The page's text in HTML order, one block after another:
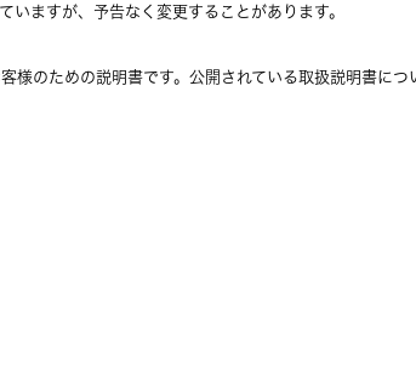
ますが、予告なく変更することがあります。
のための説明書です。公開されている取扱説明書につ